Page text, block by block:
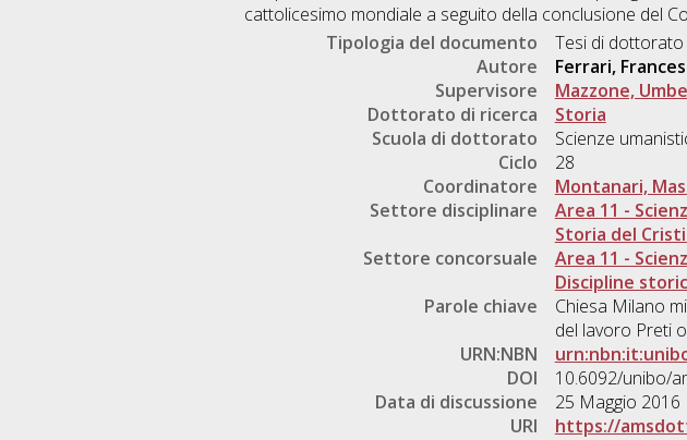
cattolicesimo mondiale a seguito della conclusione del
Tipologia del documento
Tesi di dottorato
Autore
Ferrari,
Supervisore
Mazzone,
Dottorato di ricerca
Storia
Scuola di dottorato
Scienze
Ciclo
28
Coordinatore
Montanari,
Settore disciplinare
Area 11 -
Storia del
Settore concorsuale
Area 11 -
Discipline
Parole chiave
Chiesa Milano
del lavoro Preti
URN:NBN
DOI
10.6092/unibo/
Data di discussione
25 Maggio 2016
URI
https://